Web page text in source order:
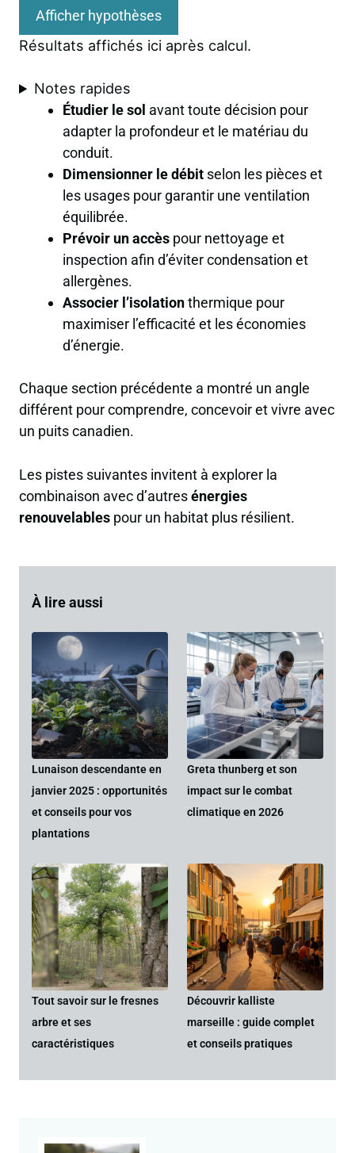
Afficher hypothèses
Résultats affichés ici après calcul.
Notes rapides
Étudier le sol avant toute décision pour
adapter la profondeur et le matériau du
conduit.
Dimensionner le débitselon les pièces et
les usages pour garantir une ventilation
équilibrée.
Prévoir un accèspour nettoyage et
inspection afin d’éviter condensation et
allergènes.
Associer l’isolationthermique pour
maximiser l’efficacité et les économies
d’énergie.
Chaque section précédente a montré un angle
différent pour comprendre, concevoir et vivre avec
un puits canadien.
Les pistes suivantes invitent à explorer la
combinaison avec d’autresénergies
renouvelables pour un habitat plus résilient.
À lire aussi
Lunaison descendante en
janvier 2025 : opportunités
et conseils pour vos
plantations
Greta thunberg et son
impact sur le combat
climatique en 2026
Tout savoir sur le fresnes
arbre et ses
caractéristiques
Découvrir kalliste
marseille : guide complet
et conseils pratiques